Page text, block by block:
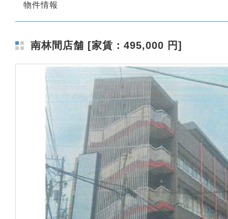
物件情報
南林間店舗 [家賃：495,000 円]